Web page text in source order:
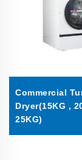
Commercial
Dryer(15KG ,
25KG)